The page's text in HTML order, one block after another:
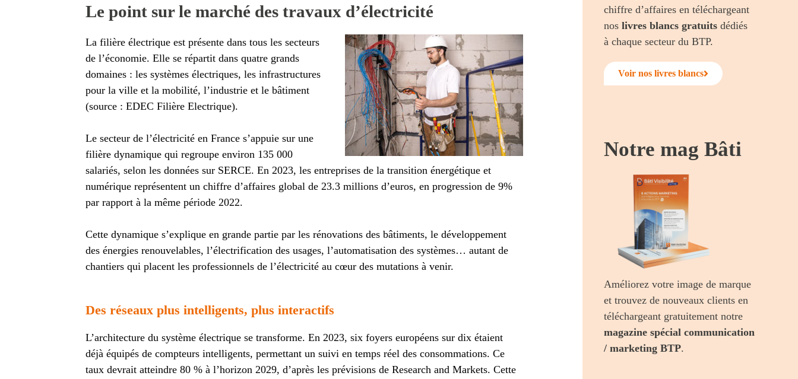
Le point sur le marché des travaux d’électricité
La filière électrique est présente dans tous les secteurs
de l’économie. Elle se répartit dans quatre grands
domaines : les systèmes électriques, les infrastructures
pour la ville et la mobilité, l’industrie et le bâtiment
(source : EDEC Filière Electrique).
Le secteur de l’électricité en France s’appuie sur une
filière dynamique qui regroupe environ 135 000
salariés, selon les données sur SERCE. En 2023, les entreprises de la transition énergétique et
numérique représentent un chiffre d’affaires global de 23.3 millions d’euros, en progression de 9%
par rapport à la même période 2022.
Cette dynamique s’explique en grande partie par les rénovations des bâtiments, le développement
des énergies renouvelables, l’électrification des usages, l’automatisation des systèmes… autant de
chantiers qui placent les professionnels de l’électricité au cœur des mutations à venir.
Des réseaux plus intelligents, plus interactifs
L’architecture du système électrique se transforme. En 2023, six foyers européens sur dix étaient
déjà équipés de compteurs intelligents, permettant un suivi en temps réel des consommations. Ce
taux devrait atteindre 80 % à l’horizon 2029, d’après les prévisions de Research and Markets. Cette
chiffre d’affaires en téléchargeant
noslivres blancs gratuits dédiés
à chaque secteur du BTP.
Voir nos livres blancs
Notre mag Bâti
Améliorez votre image de marque
et trouvez de nouveaux clients en
téléchargeant gratuitement notre
magazine spécial communication
/ marketing BTP.